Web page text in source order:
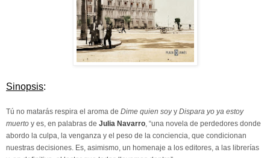
Sinopsis:
Tú no matarás respira el aroma de Dime quien soy y Dispara yo ya estoy
muerto y es, en palabras de Julia Navarro , “una novela de perdedores donde
abordo la culpa, la venganza y el peso de la conciencia, que condicionan
nuestras decisiones. Es, asimismo, un homenaje a los editores, a las librerías